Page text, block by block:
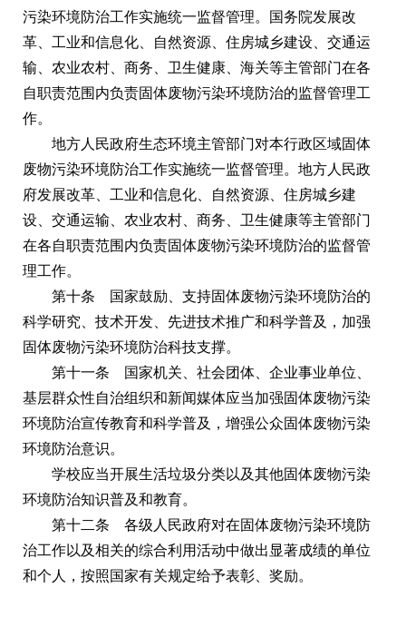
污染环境防治工作实施统一监督管理。国务院发展改
革、工业和信息化、自然资源、住房城乡建设、交通运
输、农业农村、商务、卫生健康、海关等主管部门在各
自职责范围内负责固体废物污染环境防治的监督管理工
作。
地方人民政府生态环境主管部门对本行政区域固体
废物污染环境防治工作实施统一监督管理。地方人民政
府发展改革、工业和信息化、自然资源、住房城乡建
设、交通运输、农业农村、商务、卫生健康等主管部门
在各自职责范围内负责固体废物污染环境防治的监督管
理工作。
第十条 国家鼓励、支持固体废物污染环境防治的
科学研究、技术开发、先进技术推广和科学普及，加强
固体废物污染环境防治科技支撑。
第十一条 国家机关、社会团体、企业事业单位、
基层群众性自治组织和新闻媒体应当加强固体废物污染
环境防治宣传教育和科学普及，增强公众固体废物污染
环境防治意识。
学校应当开展生活垃圾分类以及其他固体废物污染
环境防治知识普及和教育。
第十二条 各级人民政府对在固体废物污染环境防
治工作以及相关的综合利用活动中做出显著成绩的单位
和个人，按照国家有关规定给予表彰、奖励。